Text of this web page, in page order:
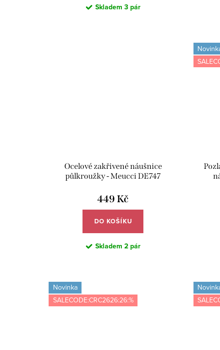
Skladem 3 pár
Ocelové zakřivené náušnice
půlkroužky - Meucci DE747
449 Kč
DO KOŠÍKU
Skladem 2 pár
Novinka
SALECODE:CRC2626:26:%